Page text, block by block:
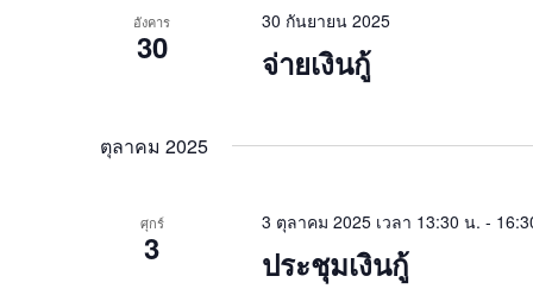
อังคาร
30
30 กันยายน 2025
จ่ายเงินกู้
ตุลาคม 2025
ศุกร์
3
3 ตุลาคม 2025 เวลา 13:30 น. -
ประชุมเงินกู้